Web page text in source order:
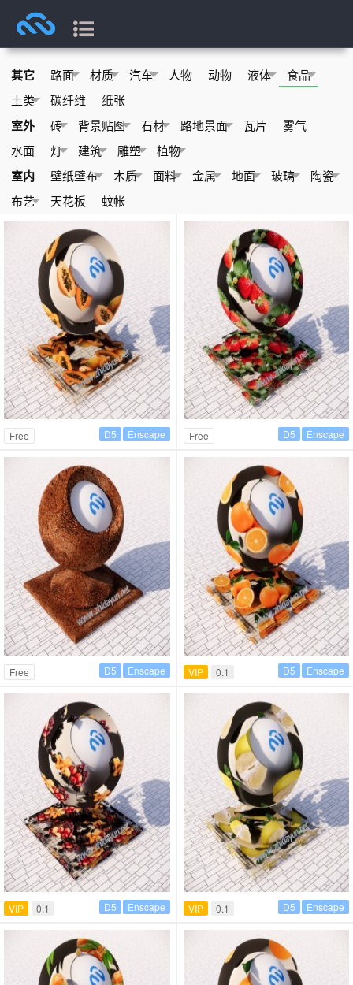
其它 路面 材质 汽车 人物 动物 液体
食品
土类
碳纤维 纸张
室外 砖 背景贴图 石材 路地景面 瓦片
雾气
水面
灯 建筑 雕塑 植物
室内 壁纸壁布 木质 面料 金属 地面 玻璃
陶瓷
布艺
天花板 蚊帐
Free Enscape
D5 Free Enscape
D5
Free Enscape
D5 VIP 0.1 Enscape
D5
VIP 0.1 Enscape
D5 VIP 0.1 Enscape
D5